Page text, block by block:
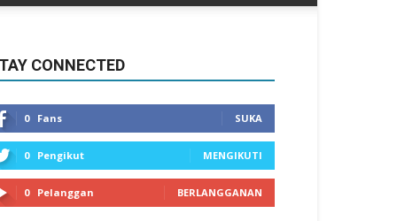
CONNECTED
0 Fans SUKA
0 Pengikut MENGIKUTI
0 Pelanggan BERLANGGANAN